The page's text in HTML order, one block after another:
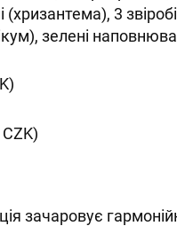
(хризантема), 3
зелені
зачаровує